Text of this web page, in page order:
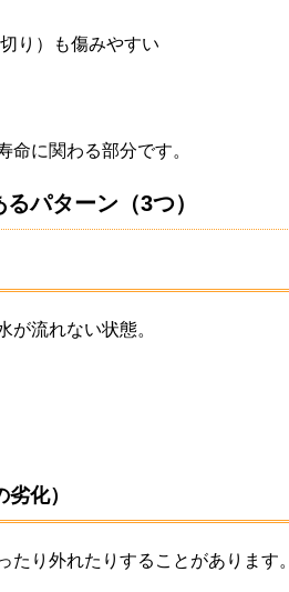
り）も傷みやすい
命に関わる部分です。
パターン（3つ）
が流れない状態。
化）
たり外れたりすることがあります。